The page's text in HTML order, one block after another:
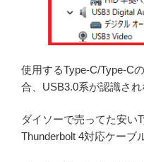
使用するType-C/Type-C
合、USB3.0系が認識さ
ダイソーで売ってた安い
Thunderbolt 4対応ケーブ